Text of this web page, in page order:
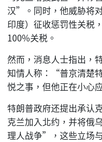
汉”。同时，他威胁将
印度）征收惩罚性关税
100%关税。
然而，消息人士指出，
知情人称：“普京清楚
悦之事，但他正在小心
特朗普政府还提出承认
克兰加入北约，并将俄
理人战争”，这些立场